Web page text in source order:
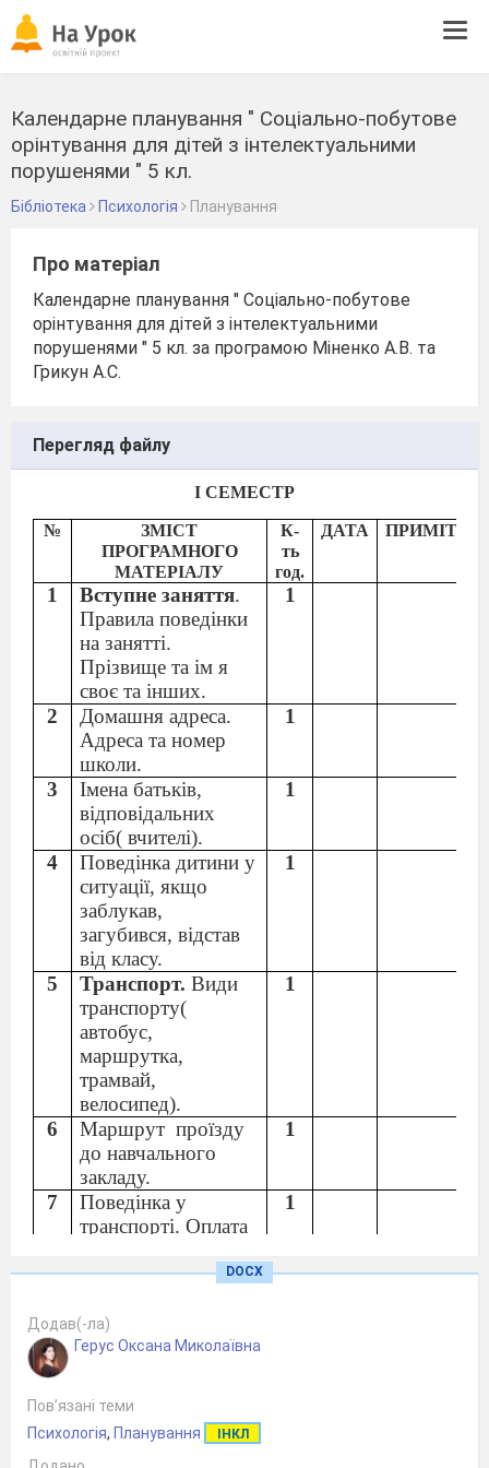
Календарне планування " Соціально-побутове
орінтування для дітей з інтелектуальними
порушенями " 5 кл.
Бібліотека Психологія Планування
Про матеріал
Календарне планування " Соціально-побутове
орінтування для дітей з інтелектуальними
порушенями " 5 кл. за програмою Міненко А.В. та
Грикун А.С.
Перегляд файлу
І СЕМЕСТР
№
ЗМІСТ
ПРОГРАМНОГО
МАТЕРІАЛУ
К-
ть
год.
ДАТА ПРИМІТКИ
1 Вступне заняття.
Правила поведінки
на занятті.
Прізвище та ім я
своє та інших.
1
2
Домашня адреса.
Адреса та номер
школи.
1
3
Імена батьків,
відповідальних
осіб( вчителі).
1
4
Поведінка дитини у
ситуації, якщо
заблукав,
загубився, відстав
від класу.
1
5 Транспорт. Види
транспорту(
автобус,
маршрутка,
трамвай,
велосипед).
1
6 Маршрут проїзду
до навчального
закладу.
1
7
Поведінка у
транспорті. Оплата
1
8
Правила
1
9
Здійснення
покупок. Види
споруд.( магазини,
супермаркет,
кіоски, ринки.)
DOCX
Додав(-ла)
Герус Оксана Миколаївна
Пов’язані теми
Психологія, Планування ІНКЛ